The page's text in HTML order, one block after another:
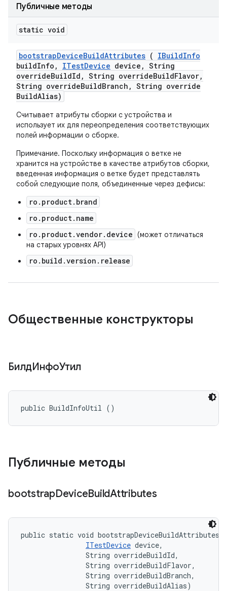
Публичные методы
static void
bootstrapDeviceBuildAttributes ( IBuildInfo
buildInfo , ITestDevice device , String
overrideBuildId , String overrideBuildFlavor,
String overrideBuildBranch , String override
BuildAlias)
Считывает атрибуты сборки с устройства и
использует их для переопределения соответствующих
полей информации о сборке.
Примечание. Поскольку информация о ветке не
хранится на устройстве в качестве атрибутов сборки,
введенная информация о ветке будет представлять
собой следующие поля, объединенные через дефисы:
ro.product.brand
ro.product.name
ro.product.vendor.device (может отличаться
на старых уровнях API)
ro.build.version.release
Общественные конструкторы
БилдИнфоУтил
public BuildInfoUtil ()
Публичные методы
bootstrapDeviceBuildAttributes
public static void bootstrapDeviceBuildAttributes
ITestDevice device,
                String overrideBuildId,
                String overrideBuildFlavor,
                String overrideBuildBranch,
                String overrideBuildAlias)